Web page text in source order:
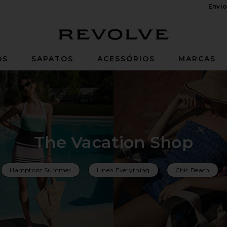
SAPATOS ACESSÓRIOS MARCAS
The Vacation Shop
Hamptons Summer Linen Everything Chic Beach